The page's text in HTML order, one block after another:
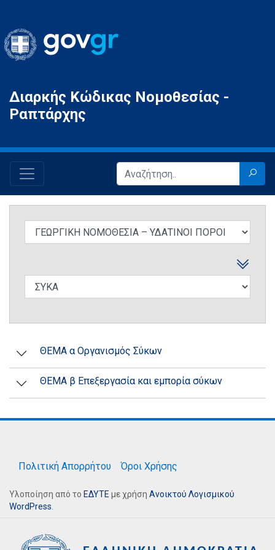
Gov.gr
Διαρκής Κώδικας Νομοθεσίας -
Ραπτάρχης
ΘΕΜΑ α Οργανισμός Σύκων
ΘΕΜΑ β Επεξεργασία και εμπορία σύκων
Πολιτική Απορρήτου Όροι Χρήσης
Υλοποίηση από το ΕΔΥΤΕ με χρήση Ανοικτού Λογισμικού
WordPress.